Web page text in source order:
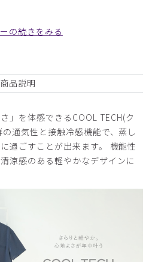
ブトップス・クールテック/デ
2026-06-18
体重:61-65kg
テック/ディープネイビー/M
トップス・クールテック/デ
の続きをみる
商品説明
」を体感できるCOOL TECH(ク
通気性と接触冷感機能で、蒸し
過ごすことが出来ます。 機能性
涼感のある軽やかなデザインに